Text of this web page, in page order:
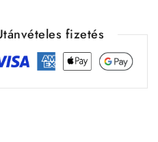
fizetés